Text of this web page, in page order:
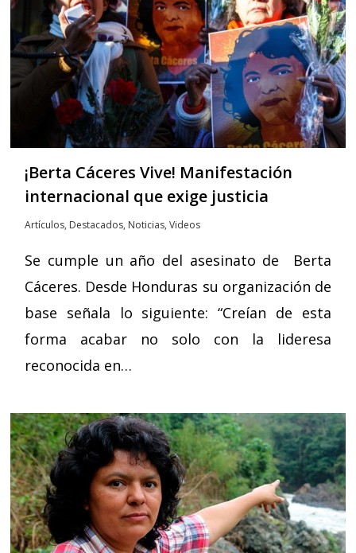
¡Berta Cáceres Vive! Manifestación
internacional que exige justicia
Artículos, Destacados, Noticias,Videos
Se cumple un año del asesinato de Berta
Cáceres. Desde Honduras su organización de
base señala lo siguiente: “Creían de esta
forma acabar no solo con la lideresa
reconocida en…